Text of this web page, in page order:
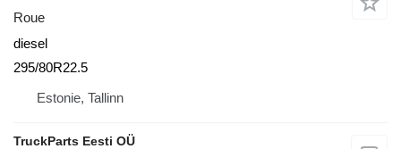
Roue
diesel
295/80R22.5
Estonie, Tallinn
TruckParts Eesti OÜ